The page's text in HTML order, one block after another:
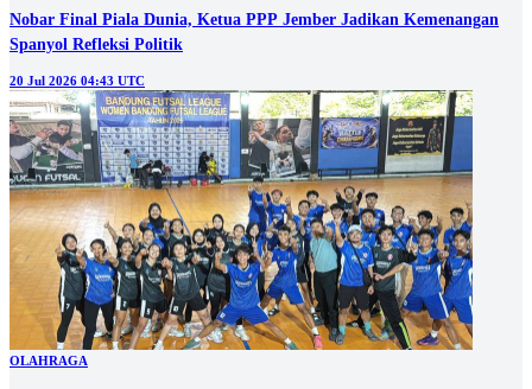
Nobar Final Piala Dunia, Ketua PPP Jember Jadikan Kemenangan
Spanyol Refleksi Politik
20 Jul 2026 04:43 UTC
OLAHRAGA